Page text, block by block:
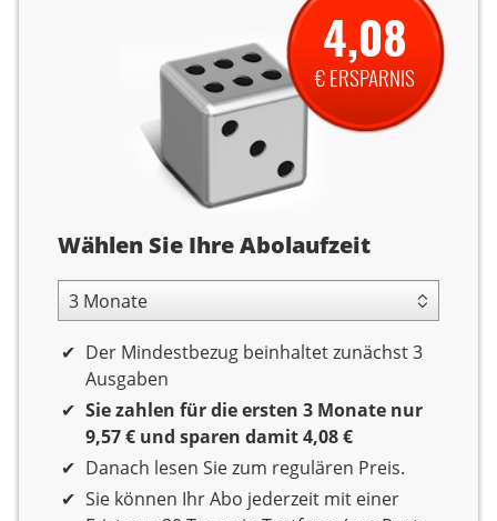
Abolaufzeit
Wählen Sie Ihre Abolaufzeit
3 Monate Laufzeit
Der Mindestbezug beinhaltet zunächst 3
Ausgaben
Sie zahlen für die ersten 3 Monate nur
9,57 € und sparen damit 4,08 €
Danach lesen Sie zum regulären Preis.
Sie können Ihr Abo jederzeit mit einer
4,08
€ ERSPARNIS